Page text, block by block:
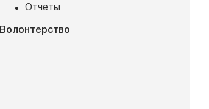
Отчеты
Волонтерство